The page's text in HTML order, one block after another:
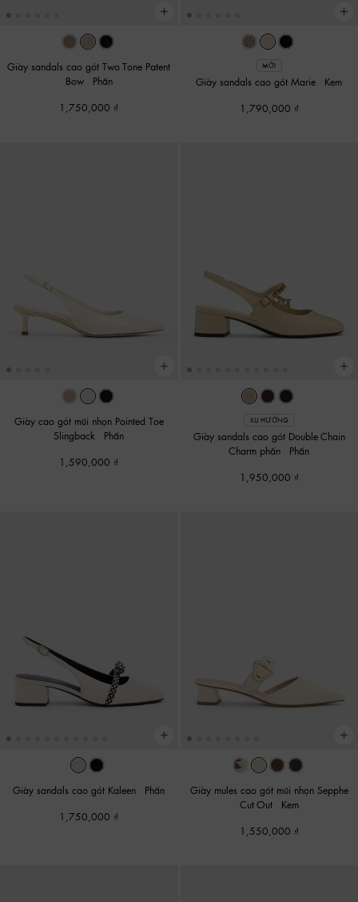
Giày sandals cao gót Two-Tone Patent
Bow
Phấn
1,750,000
MỚI
Giày sandals cao gót Marie
Kem
1,790,000
Giày cao gót mũi nhọn Pointed Toe
Slingback
Phấn
1,590,000
XU HƯỚNG
Giày sandals cao gót Double-Chain
Charm phấn
Phấn
1,950,000
Giày sandals cao gót Kaleen
Phấn
1,750,000
Giày mules cao gót mũi nhọn Sepphe
Cut-Out
Kem
1,550,000